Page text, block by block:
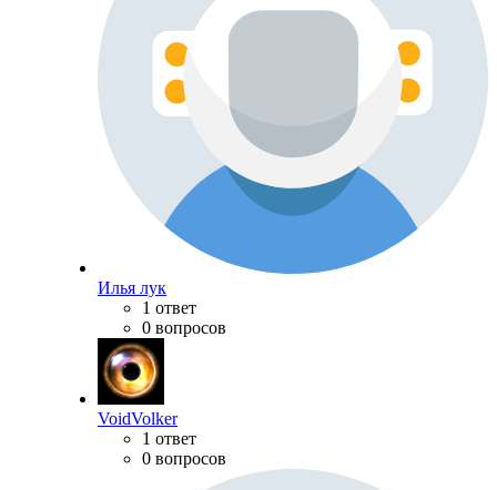
Илья лук
1 ответ
0 вопросов
VoidVolker
1 ответ
0 вопросов